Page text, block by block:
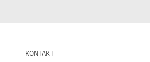
KONTAKT